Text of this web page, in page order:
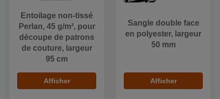
Entoilage non-tissé
Perlan, 45 g/m², pour
découpe de patrons
de couture, largeur
95 cm
Afficher
Sangle double face
en polyester, largeur
50 mm
Afficher